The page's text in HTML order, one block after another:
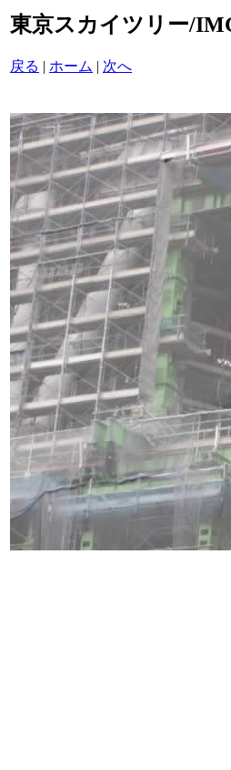
東京スカイツリー/
戻る | ホーム | 次へ